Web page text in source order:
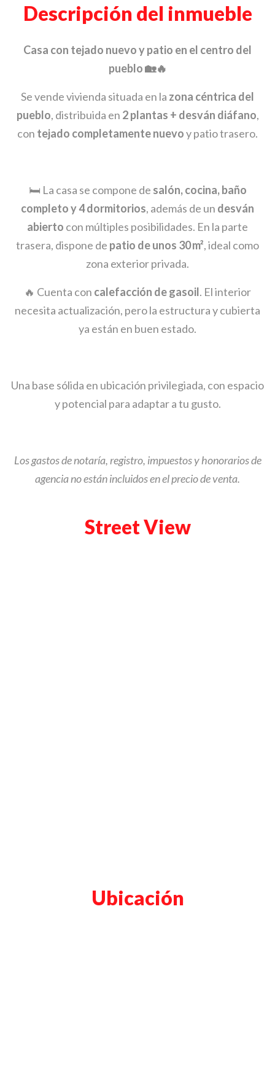
Descripción del inmueble
Casa con tejado nuevo y patio en el centro del
pueblo 🏡🔥
Se vende vivienda situada en la zona céntrica del
pueblo, distribuida en 2 plantas + desván diáfano,
con tejado completamente nuevoy patio trasero.
🛏️ La casa se compone de salón, cocina, baño
completo y 4 dormitorios, además de un desván
abierto con múltiples posibilidades. En la parte
trasera, dispone de patio de unos 30 m², ideal como
zona exterior privada.
🔥 Cuenta con calefacción de gasoil. El interior
necesita actualización, pero la estructura y cubierta
ya están en buen estado.
Una base sólida en ubicación privilegiada, con espacio
y potencial para adaptar a tu gusto.
Los gastos de notaría, registro, impuestos y honorarios de
agencia no están incluidos en el precio de venta.
Street View
Ubicación